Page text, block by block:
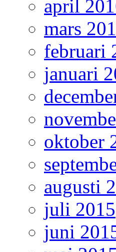
april
mars
februari
januari
oktober
augusti
juli 2015
juni